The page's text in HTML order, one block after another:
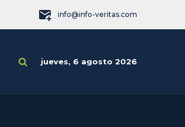
info@info-veritas.com
jueves, 6 agosto 2026